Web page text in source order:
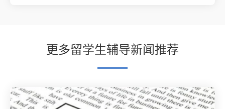
更多留学生辅导新闻推荐